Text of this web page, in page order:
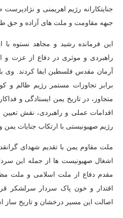
جنایتکارانه رژیم اهریمنی و
جبهه مقاومت و ملت های آزاده و حق
این فرمانده رشید و مجاهد نستوه
راهبردی و موثری در دفاع از عزت و
آرمان مقدس فلسطین ایفا کردند. وی
برابر تجاوزات مستمر رژیم ظالم و
متجاوز، در تاریخ یمن ایستادگی و
اقدامات عملی و راهبردی، نقش
رژیم صهیونیستی با ارتکاب جنایات
ملت مقاوم یمن با تقدیم شهدای
اشغال صهیونیست ها از جمله این
مقدم دفاع از ملت اسلامی و ملت
اقتدار و خون پاک سردار سرلشکر
اصالت این مسیر درخشان و تاریخ ساز